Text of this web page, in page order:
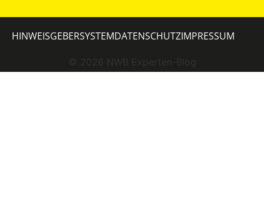
© 2026 NWB Experten-Blog
HINWEISGEBERSYSTEMDATENSCHUTZIMPRESSUM